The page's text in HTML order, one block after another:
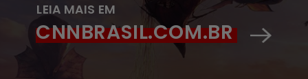
LEIA MAIS EM
CNNBRASIL.COM.BR